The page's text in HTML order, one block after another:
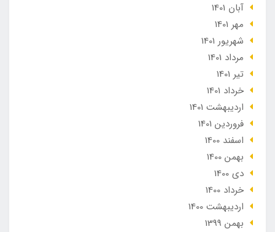
آبان 1401
مهر 1401
شهریور 1401
مرداد 1401
تير 1401
خرداد 1401
ارديبهشت 1401
فروردین 1401
اسفند 1400
بهمن 1400
دی 1400
خرداد 1400
ارديبهشت 1400
بهمن 1399